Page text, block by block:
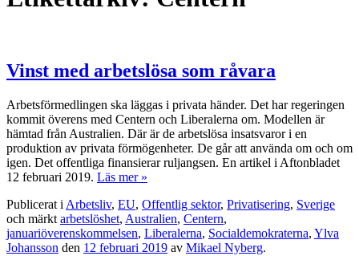
Vinst med arbetslösa som råvara
Arbetsförmedlingen ska läggas i privata händer. Det har regeringen
kommit överens med Centern och Liberalerna om. Modellen är
hämtad från Australien. Där är de arbetslösa insatsvaror i en
produktion av privata förmögenheter. De går att använda om och om
igen. Det offentliga finansierar ruljangsen. En artikel i Aftonbladet
12 februari 2019. Läs mer »
Publicerat i Arbetsliv, EU, Offentlig sektor, Privatisering, Sverige
och märkt arbetslöshet, Australien, Centern,
januariöverenskommelsen, Liberalerna, Socialdemokraterna, Ylva
Johansson den 12 februari 2019 av Mikael Nyberg.